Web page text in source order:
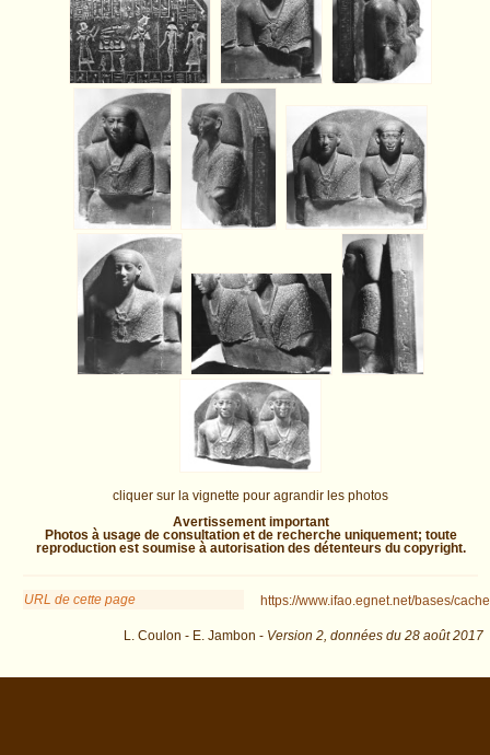
cliquer sur la vignette pour agrandir les photos
Avertissement important
Photos à usage de consultation et de recherche uniquement; toute
reproduction est soumise à autorisation des détenteurs du copyright.
URL de cette page https://www.ifao.egnet.net/bases/
L. Coulon - E. Jambon - Version 2, données du 28 août 2017